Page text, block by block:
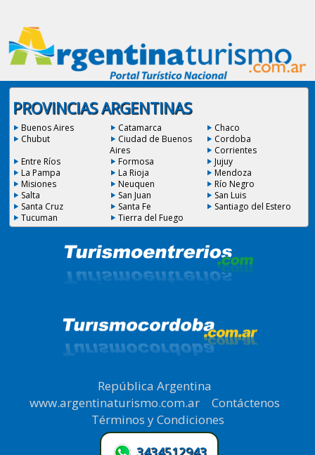
PROVINCIAS ARGENTINAS
Buenos Aires Catamarca
Chaco
Chubut
Ciudad de Buenos
Aires
Cordoba
Corrientes
Entre Ríos
Formosa
Jujuy
La Pampa
La Rioja
Mendoza
Misiones
Neuquen
Río Negro
Salta
San Juan
San Luis
Santa Cruz
Santa Fe
Santiago del Estero
Tucuman
Tierra del Fuego
República Argentina
www.argentinaturismo.com.ar| Contáctenos
Términos y Condiciones